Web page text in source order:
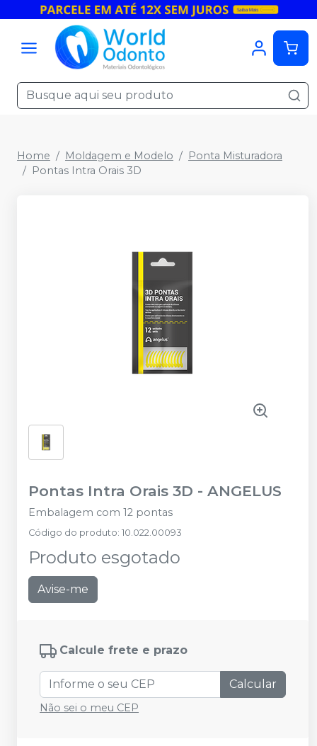
Home Moldagem e Modelo
Ponta Misturadora
Pontas Intra Orais 3D
Pontas Intra Orais 3D - ANGELUS
Embalagem com 12 pontas
Código do produto: 10.022.00093
Produto esgotado
Avise-me
Calcule frete e prazo
Calcular
Não sei o meu CEP